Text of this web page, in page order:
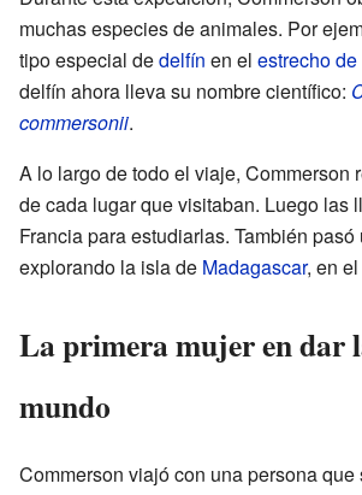
muchas especies de animales. Por
tipo especial dedelfín en el estrecho
delfín ahora lleva su nombre científico:
commersonii.
A lo largo de todo el viaje, Commerson
de cada lugar que visitaban. Luego las
Francia para estudiarlas. También pasó
explorando la isla de Madagascar, en el
La primera mujer en dar
mundo
Commerson viajó con una persona